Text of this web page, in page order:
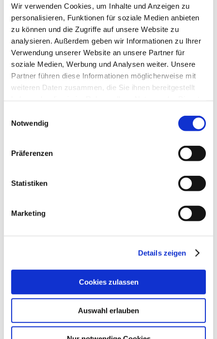
Wir verwenden Cookies, um Inhalte und Anzeigen zu
personalisieren, Funktionen für soziale Medien anbieten
zu können und die Zugriffe auf unsere Website zu
analysieren. Außerdem geben wir Informationen zu Ihrer
Verwendung unserer Website an unsere Partner für
soziale Medien, Werbung und Analysen weiter. Unsere
Partner führen diese Informationen möglicherweise mit
weiteren Daten zusammen, die Sie ihnen bereitgestellt
Notwendig
Präferenzen
Statistiken
Marketing
Details zeigen
Cookies zulassen
Auswahl erlauben
WEITERE LEISTUNGEN
REFERENZOBJEKTE